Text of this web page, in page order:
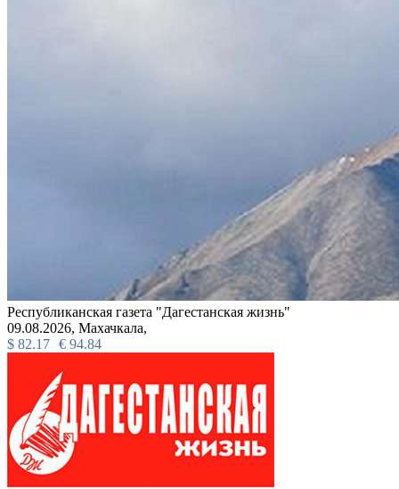
Республиканская газета "Дагестанская жизнь"
09.08.2026, Махачкала,
$ 82.17 € 94.84